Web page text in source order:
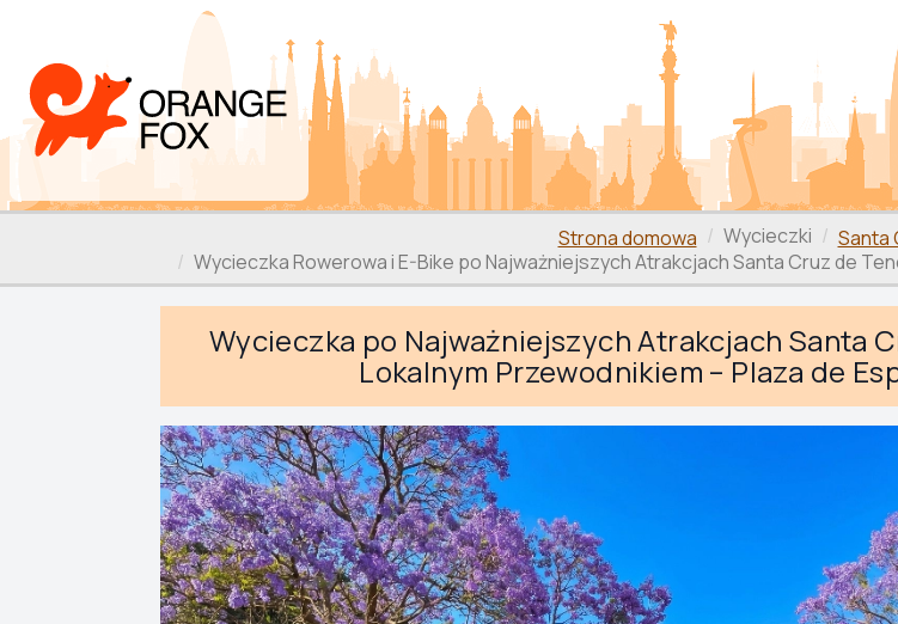
Strona domowa Wycieczki
Santa
Wycieczka Rowerowa i E-Bike po Najważniejszych Atrakcjach Santa Cruz de
Wycieczka po Najważniejszych Atrakcjach Santa
Lokalnym Przewodnikiem – Plaza de